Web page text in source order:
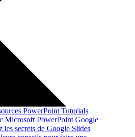
PowerPoint Tutorials
Microsoft PowerPoint Google
les secrets de Google Slides